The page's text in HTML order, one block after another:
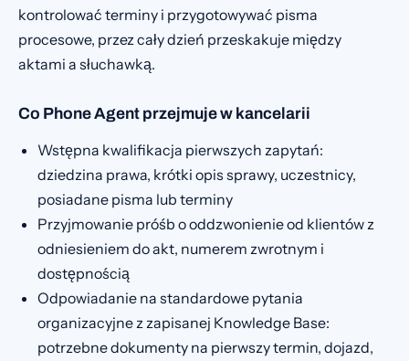
kontrolować terminy i przygotowywać pisma
procesowe, przez cały dzień przeskakuje między
aktami a słuchawką.
Co Phone Agent przejmuje w kancelarii
Wstępna kwalifikacja pierwszych zapytań:
dziedzina prawa, krótki opis sprawy, uczestnicy,
posiadane pisma lub terminy
Przyjmowanie próśb o oddzwonienie od klientów z
odniesieniem do akt, numerem zwrotnym i
dostępnością
Odpowiadanie na standardowe pytania
organizacyjne z zapisanej Knowledge Base:
potrzebne dokumenty na pierwszy termin, dojazd,